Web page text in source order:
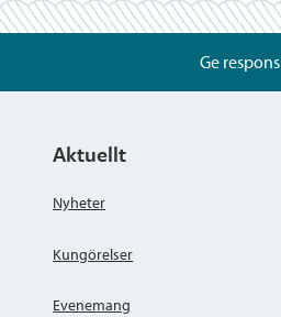
Ge respons
Aktuellt
Nyheter
Kungörelser
Evenemang